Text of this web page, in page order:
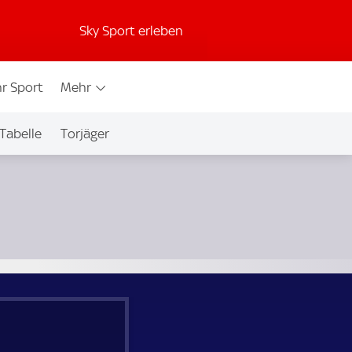
Sky Sport erleben
Sport Mehr
Torjäger